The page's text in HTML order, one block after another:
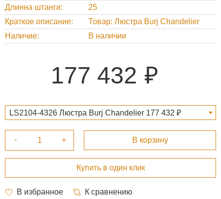
Длинна штанги
25
Краткое описание
Товар: Люстра Burj Chandelier
Наличие
В наличии
177 432
LS2104-4326 Люстра Burj Chandelier 177 432 ₽